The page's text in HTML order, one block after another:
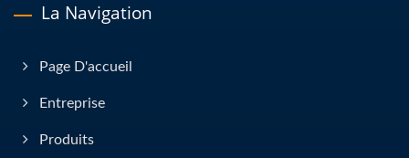
La Navigation
Page D'accueil
Entreprise
Produits